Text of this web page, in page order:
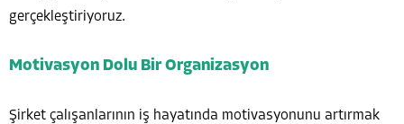
gerçekleştiriyoruz.
Motivasyon Dolu Bir Organizasyon
Şirket çalışanlarının iş hayatında motivasyonunu artırmak